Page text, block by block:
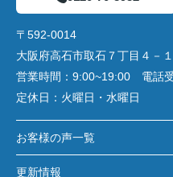
〒592-0014
大阪府高石市取石７丁目４－１
営業時間： 9:00~19:00 電話
定休日： 火曜日・水曜日
お客様の声一覧
更新情報